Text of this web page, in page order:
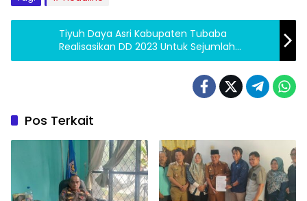
Tiyuh Daya Asri Kabupaten Tubaba
Realisasikan DD 2023 Untuk Sejumlah
Program Pembangunan
Pos Terkait